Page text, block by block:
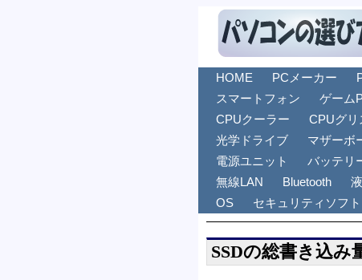
HOME PCメーカー
スマートフォン
ゲーム
CPUクーラー
CPUグリ
光学ドライブ
マザーボ
電源ユニット
バッテリ
無線LAN
Bluetooth
OS
セキュリティソフト
SSDの総書き込み